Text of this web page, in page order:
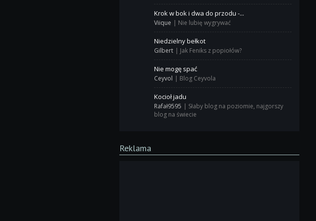
Krok w bok i dwa do przodu -...
Viique | Nie lubię wygrywać
Niedzielny bełkot
Gilbert | Jak Feniks z popiołów?
Nie mogę spać
Ceyvol | Blog Ceyvola
Kocioł jadu
Rafał9595 | Słaby blog na poziomie, najgorszy
blog na świecie
Reklama